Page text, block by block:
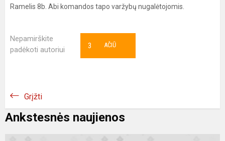
Ramelis 8b. Abi komandos tapo varžybų nugalėtojomis.
Nepamirškite
padėkoti autoriui
AČIŪ
3
Grįžti
Ankstesnės naujienos